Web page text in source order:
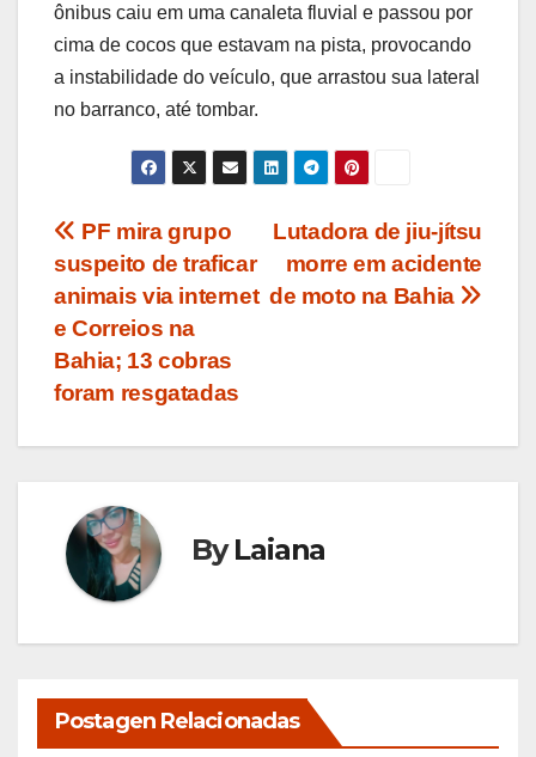
ônibus caiu em uma canaleta fluvial e passou por
cima de cocos que estavam na pista, provocando
a instabilidade do veículo, que arrastou sua lateral
no barranco, até tombar.
Navegação
de
Post
Lutadora de jiu-jítsu
morre em acidente
de moto na Bahia
PF mira grupo
suspeito de traficar
animais via internet
e Correios na
Bahia; 13 cobras
foram resgatadas
ByLaiana
Postagen Relacionadas